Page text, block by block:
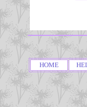
HOME